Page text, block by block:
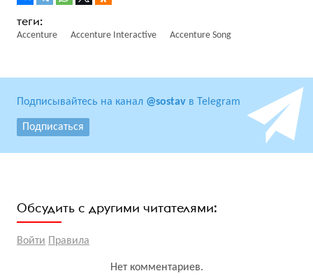
Accenture Accenture Interactive Accenture Song
Подписывайтесь на канал @sostav в Telegram
Подписаться
Обсудить с другими читателями:
Войти Правила
Нет комментариев.